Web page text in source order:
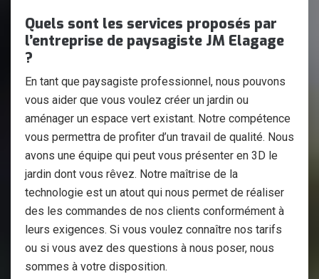
Quels sont les services proposés par
l’entreprise de paysagiste JM Elagage
?
En tant que paysagiste professionnel, nous pouvons
vous aider que vous voulez créer un jardin ou
aménager un espace vert existant. Notre compétence
vous permettra de profiter d’un travail de qualité. Nous
avons une équipe qui peut vous présenter en 3D le
jardin dont vous rêvez. Notre maîtrise de la
technologie est un atout qui nous permet de réaliser
des les commandes de nos clients conformément à
leurs exigences. Si vous voulez connaître nos tarifs
ou si vous avez des questions à nous poser, nous
sommes à votre disposition.